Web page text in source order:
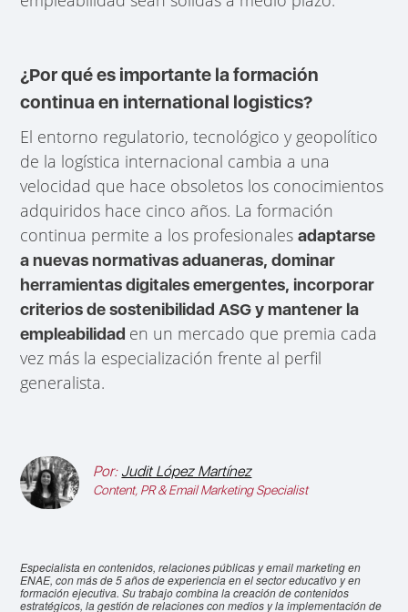
¿Por qué es importante la formación
continua en international logistics?
El entorno regulatorio, tecnológico y geopolítico
de la logística internacional cambia a una
velocidad que hace obsoletos los conocimientos
adquiridos hace cinco años. La formación
continua permite a los profesionalesadaptarse
a nuevas normativas aduaneras, dominar
herramientas digitales emergentes, incorporar
criterios de sostenibilidad ASG y mantener la
empleabilidad en un mercado que premia cada
vez más la especialización frente al perfil
generalista.
Por: Judit López Martínez
Content, PR & Email Marketing Specialist
Especialista en contenidos, relaciones públicas y email marketing en
ENAE, con más de 5 años de experiencia en el sector educativo y en
formación ejecutiva. Su trabajo combina la creación de contenidos
estratégicos, la gestión de relaciones con medios y la implementación de